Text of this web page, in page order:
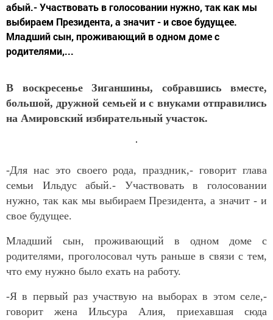
абый.- Участвовать в голосовании нужно, так как мы
выбираем Президента, а значит - и свое будущее.
Младший сын, проживающий в одном доме с
родителями,...
В воскресенье Зиганшины, собравшись вместе,
большой, дружной семьей и с внуками отправились
на Амировский избирательный участок.
-Для нас это своего рода, праздник,- говорит глава
семьи Ильдус абый.- Участвовать в голосовании
нужно, так как мы выбираем Президента, а значит - и
свое будущее.
Младший сын, проживающий в одном доме с
родителями, проголосовал чуть раньше в связи с тем,
что ему нужно было ехать на работу.
-Я в первый раз участвую на выборах в этом селе,-
говорит жена Ильсура Алия, приехавшая сюда